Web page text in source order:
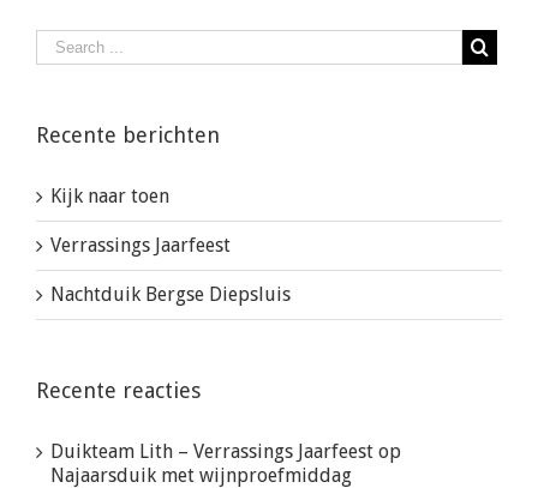
Recente berichten
Kijk naar toen
Verrassings Jaarfeest
Nachtduik Bergse Diepsluis
Recente reacties
Duikteam Lith – Verrassings Jaarfeest op
Najaarsduik met wijnproefmiddag